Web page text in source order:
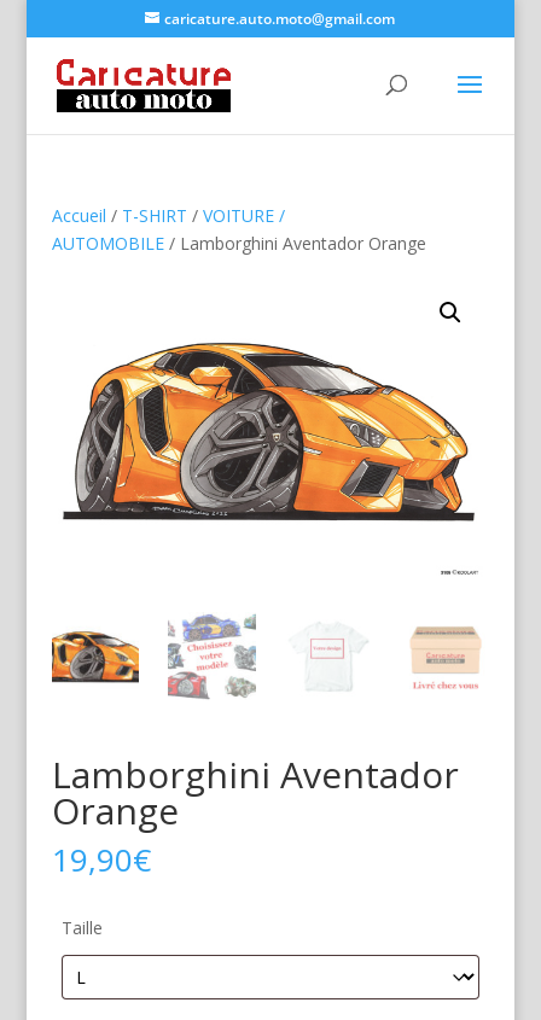
caricature.auto.moto@gmail.com
Accueil / T-SHIRT / VOITURE /
AUTOMOBILE/ Lamborghini Aventador Orange
Lamborghini Aventador
Orange
19,90€
Taille